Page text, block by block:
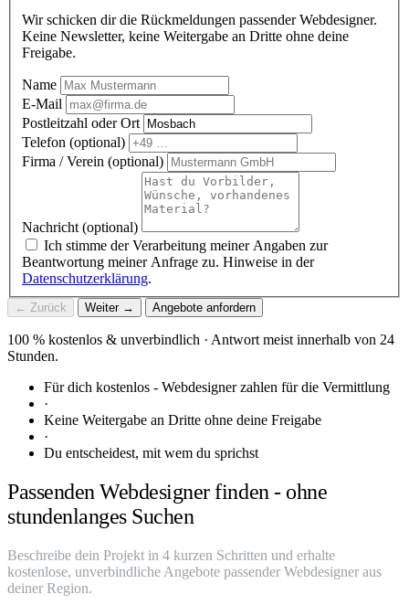
Wir schicken dir die Rückmeldungen passender Webdesigner.
Keine Newsletter, keine Weitergabe an Dritte ohne deine
Freigabe.
Name
E-Mail
Postleitzahl oder Ort
Telefon (optional)
Firma / Verein (optional)
Nachricht (optional)
Ich stimme der Verarbeitung meiner Angaben zur
Beantwortung meiner Anfrage zu. Hinweise in der
Datenschutzerklärung.
← Zurück Weiter → Angebote anfordern
100 % kostenlos & unverbindlich · Antwort meist innerhalb von 24
Stunden.
Für dich kostenlos - Webdesigner zahlen für die Vermittlung
·
Keine Weitergabe an Dritte ohne deine Freigabe
·
Du entscheidest, mit wem du sprichst
Passenden Webdesigner finden - ohne
stundenlanges Suchen
Beschreibe dein Projekt in 4 kurzen Schritten und erhalte
kostenlose, unverbindliche Angebote passender Webdesigner aus
deiner Region.